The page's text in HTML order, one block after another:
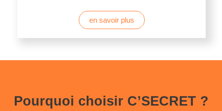
en savoir plus
Pourquoi choisir C’SECRET ?